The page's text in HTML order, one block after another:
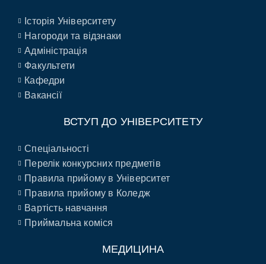
Історія Університету
Нагороди та відзнаки
Адміністрація
Факультети
Кафедри
Вакансії
ВСТУП ДО УНІВЕРСИТЕТУ
Спеціальності
Перелік конкурсних предметів
Правила прийому в Університет
Правила прийому в Коледж
Вартість навчання
Приймальна коміся
МЕДИЦИНА